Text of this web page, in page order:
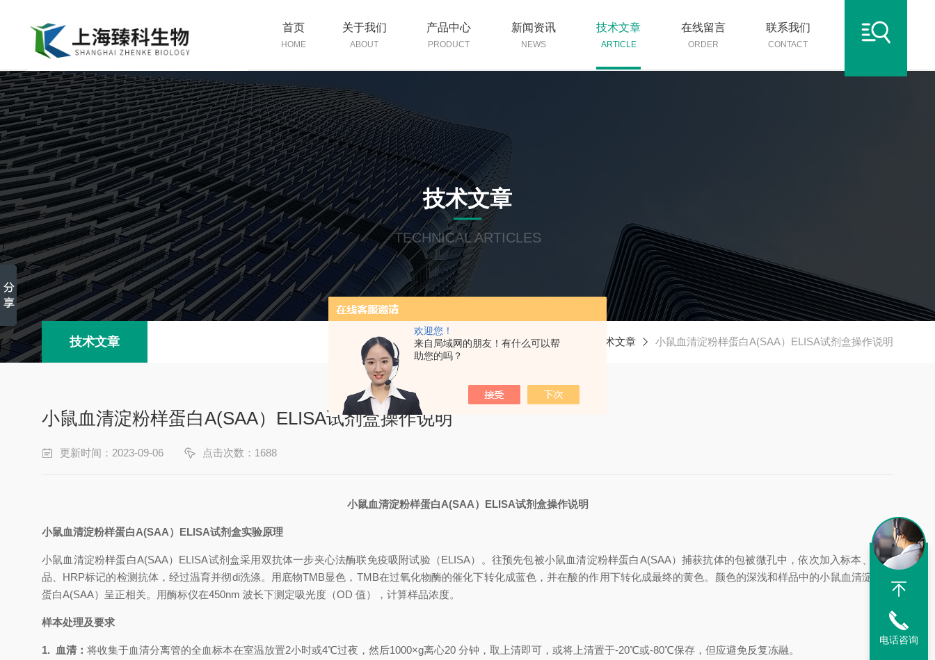
欢迎您！
来自局域网的朋友！有什么可以帮
助您的吗？
首页
HOME
关于我们
ABOUT
产品中心
PRODUCT
新闻资讯
NEWS
技术文章
ARTICLE
在线留言
ORDER
联系我们
CONTACT
技术文章
TECHNICAL ARTICLES
技术文章 当前位置：首页 技术文章 小鼠血清淀粉样蛋白A(SAA）ELISA试剂盒操作说明
小鼠血清淀粉样蛋白A(SAA）ELISA试剂盒操作说明
更新时间：2023-09-06 点击次数：1688
小鼠血清淀粉样蛋白A(SAA） ELISA试剂盒操作说明
小鼠血清淀粉样蛋白A(SAA） ELISA试剂盒实验原理
小鼠血清淀粉样蛋白A(SAA） ELISA试剂盒采用双抗体一步夹心法酶联免疫吸附试验（ELISA）。往预先包被小鼠血清淀粉样蛋白A(SAA）捕获抗体的包被微孔中，依次加入标本、标准
品、 HRP标记的检测抗体，经过温育并彻di洗涤。用底物TMB显色，TMB在过氧化物酶的催化下转化成蓝色，并在酸的作用下转化成最终的黄色。颜色的深浅和样品中的小鼠血清淀粉样
蛋白A(SAA） 呈正相关。用酶标仪在450nm 波长下测定吸光度（OD 值），计算样品浓度。
样本处理及要求
1. 血清： 将收集于血清分离管的全血标本在室温放置2小时或4℃过夜，然后1000×g离心20 分钟，取上清即可，或将上清置于-20℃或-80℃保存，但应避免反复冻融。
电话咨询